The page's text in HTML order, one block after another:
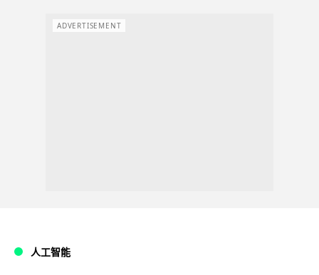
ADVERTISEMENT
人工智能